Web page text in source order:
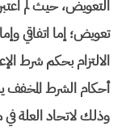
التعويض، حيث لم
تعويض؛ إما اتفاقي
الالتزام بحكم شرط
أحكام الشرط المخفف
وذلك لاتحاد العلة